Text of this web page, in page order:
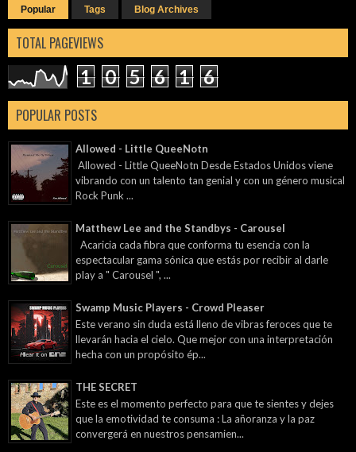
Popular Tags Blog Archives
TOTAL PAGEVIEWS
1 0 5 6 1 6
POPULAR POSTS
Allowed - Little QueeNotn
Allowed - Little QueeNotn Desde Estados Unidos viene
vibrando con un talento tan genial y con un género musical
Rock Punk ...
Matthew Lee and the Standbys - Carousel
Acaricia cada fibra que conforma tu esencia con la
espectacular gama sónica que estás por recibir al darle
play a " Carousel ", ...
Swamp Music Players - Crowd Pleaser
Este verano sin duda está lleno de vibras feroces que te
llevarán hacia el cielo. Que mejor con una interpretación
hecha con un propósito ép...
THE SECRET
Este es el momento perfecto para que te sientes y dejes
que la emotividad te consuma : La añoranza y la paz
convergerá en nuestros pensamien...